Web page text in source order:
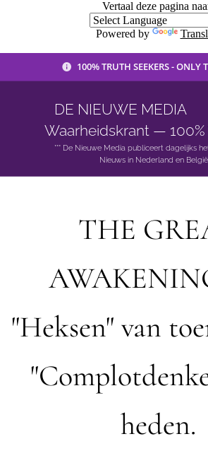
Vertaal deze pagina
Powered by
100% TRUTH SEEKERS - ONLY
DE NIEUWE MEDIA
Waarheidskrant —
*** De Nieuwe Media publiceert dagelijks
Nieuws in Nederland en België
THE
"Heksen" van
heden.